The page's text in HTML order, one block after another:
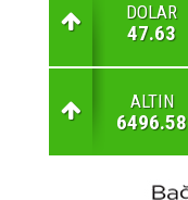
DOLAR
47.63
ALTIN
6496.58